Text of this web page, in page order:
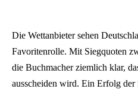
Die Wettanbieter sehen
Favoritenrolle. Mit Siegquoten
die Buchmacher ziemlich klar,
ausscheiden wird. Ein Erfolg der